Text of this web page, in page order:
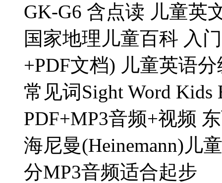
GK-G6 含点读 儿童英
国家地理儿童百科 入
+PDF文档) 儿童英语
常见词Sight Word
PDF+MP3音频+视频
海尼曼(Heinemann)儿
分MP3音频适合起步